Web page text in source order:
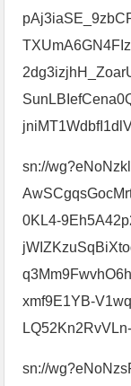
sn://
0KL4-
xmf9E1YB-
sn://